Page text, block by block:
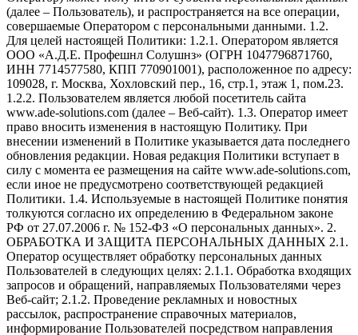
(далее – Пользователь), и распространяется на все операции,
совершаемые Оператором с персональными данными. 1.2.
Для целей настоящей Политики: 1.2.1. Оператором является
ООО «А.Д.Е. Профешнл Солушнз» (ОГРН 1047796871760,
ИНН 7714577580, КПП 770901001), расположенное по адресу:
109028, г. Москва, Хохловский пер., 16, стр.1, этаж 1, пом.23.
1.2.2. Пользователем является любой посетитель сайта
www.ade-solutions.com (далее – Веб-сайт). 1.3. Оператор имеет
право вносить изменения в настоящую Политику. При
внесении изменений в Политике указывается дата последнего
обновления редакции. Новая редакция Политики вступает в
силу с момента ее размещения на сайте www.ade-solutions.com,
если иное не предусмотрено соответствующей редакцией
Политики. 1.4. Используемые в настоящей Политике понятия
толкуются согласно их определению в Федеральном законе
РФ от 27.07.2006 г. № 152-ФЗ «О персональных данных». 2.
ОБРАБОТКА И ЗАЩИТА ПЕРСОНАЛЬНЫХ ДАННЫХ 2.1.
Оператор осуществляет обработку персональных данных
Пользователей в следующих целях: 2.1.1. Обработка входящих
запросов и обращений, направляемых Пользователями через
Веб-сайт; 2.1.2. Проведение рекламных и новостных
рассылок, распространение справочных материалов,
информирование Пользователей посредством направления